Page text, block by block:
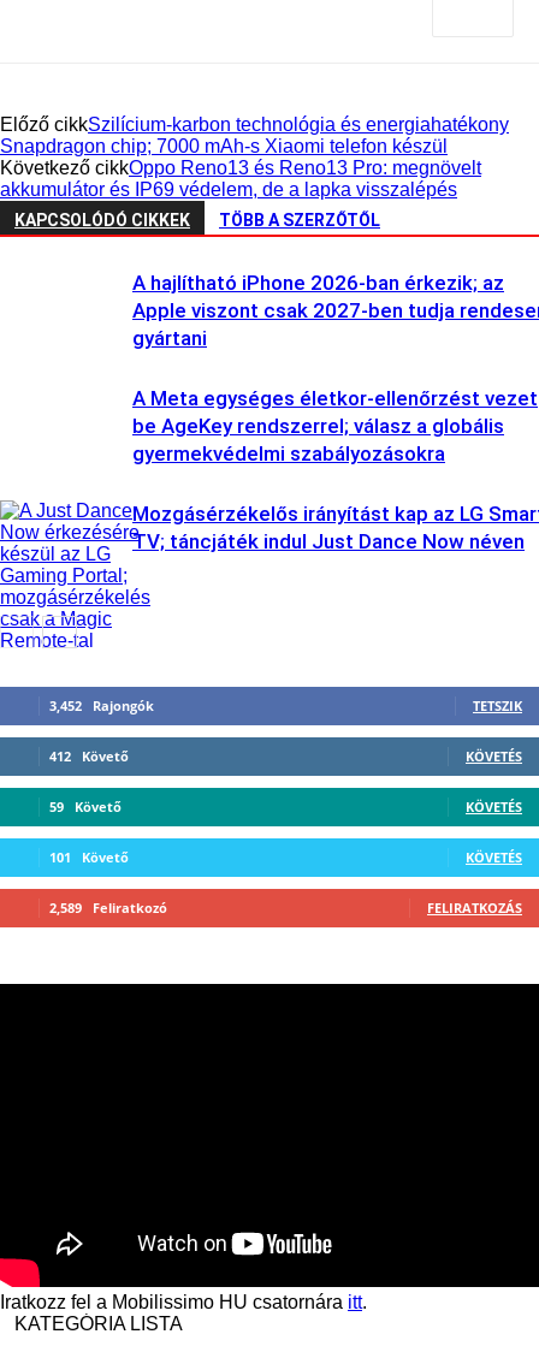
Előző cikkSzilícium-karbon technológia és energiahatékony
Snapdragon chip; 7000 mAh-s Xiaomi telefon készül
Következő cikkOppo Reno13 és Reno13 Pro: megnövelt
akkumulátor és IP69 védelem, de a lapka visszalépés
KAPCSOLÓDÓ CIKKEK TÖBB A SZERZŐTŐL
A hajlítható iPhone 2026-ban érkezik; az
Apple viszont csak 2027-ben tudja
gyártani
A Meta egységes életkor-ellenőrzést vezet
be AgeKey rendszerrel; válasz a globális
gyermekvédelmi szabályozásokra
Mozgásérzékelős irányítást kap az LG
TV; táncjáték indul Just Dance Now néven
3,452 Rajongók TETSZIK
412 Követő KÖVETÉS
59 Követő KÖVETÉS
101 Követő KÖVETÉS
2,589 Feliratkozó FELIRATKOZÁS
Iratkozz fel a Mobilissimo HU csatornára itt.
KATEGÓRIA LISTA